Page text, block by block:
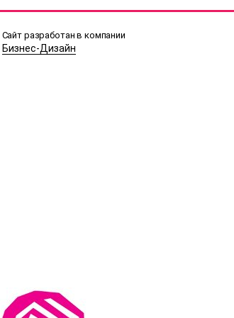
Сайт разработан в компании
Бизнес-Дизайн